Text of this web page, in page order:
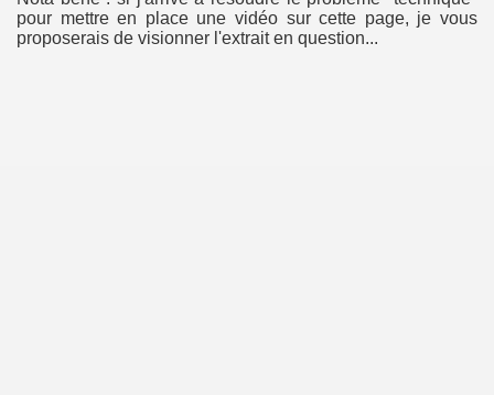
pour mettre en place une vidéo sur cette page, je vous
proposerais de visionner l'extrait en question...